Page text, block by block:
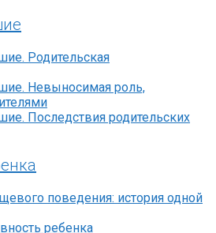
Родительская
Невыносимая роль,
Последствия родительских
поведения: история одной
ребенка